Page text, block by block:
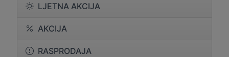
LJETNA AKCIJA
AKCIJA
RASPRODAJA